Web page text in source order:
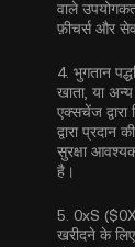
वाले
फ़ीचर्स और
4. भुगतान
खाता, या
एक्सचेंज
द्वारा
सुरक्षा
है।
5. 0xS
खरीदने के